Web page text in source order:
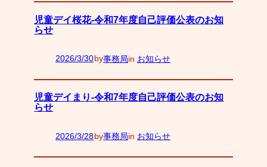
児童デイ桜花-令和7年度自己評価公表のお知
らせ
2026/3/30by事務局in お知らせ
児童デイまり-令和7年度自己評価公表のお知
らせ
2026/3/28by事務局in お知らせ